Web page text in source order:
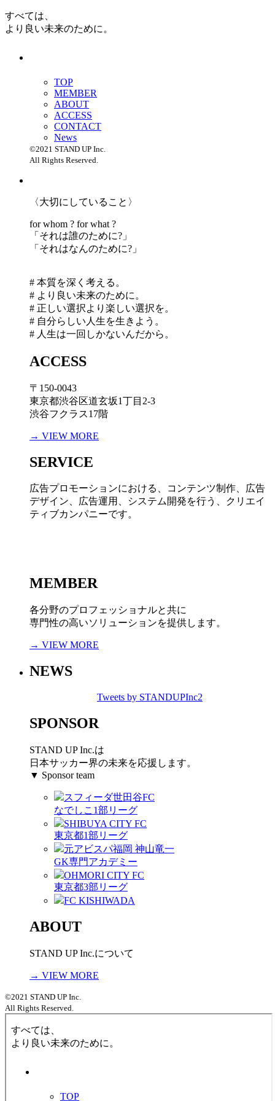
すべては、
より良い未来のために。
TOP
MEMBER
ABOUT
ACCESS
CONTACT
News
©2021 STAND UP Inc.
All Rights Reserved.
〈大切にしていること〉
for whom ? for what ?
「 それは誰のために?」
「 それはなんのために?」
# 本質を深く考える。
# より良い未来のために。
# 正しい選択より楽しい選択を。
# 自分らしい人生を生きよう。
# 人生は一回しかないんだから。
ACCESS
〒150-0043
東京都渋谷区道玄坂1丁目2-3
渋谷フクラス17階
→ VIEW MORE
SERVICE
広告プロモーションにおける、コンテンツ制作、広告
デザイン、広告運用、システム開発を行う、
クリエイ
ティブカンパニーです。
MEMBER
各分野のプロフェッショナルと共に
専門性の高いソリューションを提供します。
→ VIEW MORE
NEWS
Tweets by STANDUPInc2
SPONSOR
STAND UP Inc.は
日本サッカー界の未来を応援します。
▼ Sponsor team
スフィーダ世田谷FC
なでしこ1部リーグ
SHIBUYA CITY FC
東京都1部リーグ
元アビスパ福岡 神山竜一
GK専門アカデミー
OHMORI CITY FC
東京都3部リーグ
FC KISHIWADA
ABOUT
STAND UP Inc.について
→ VIEW MORE
©2021 STAND UP Inc.
All Rights Reserved.